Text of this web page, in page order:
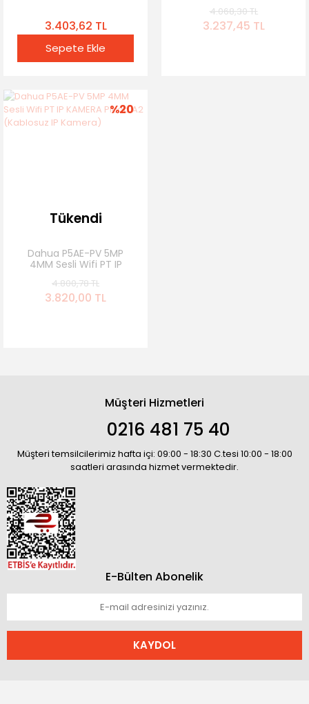
3.403,62 TL
Sepete Ekle
Kamera Güneş Panelli
Hieasy Yazılım (360
4.068,30 TL
3.237,45 TL
%20
Tükendi
Dahua P5AE-PV 5MP
4MM Sesli Wifi PT IP
(Kablosuz IP Kamera)
4.800,78 TL
3.820,00 TL
Müşteri Hizmetleri
0216 481 75 40
Müşteri temsilcilerimiz hafta içi: 09:00 - 18:30 C.tesi 10:00 - 18:00
saatleri arasında hizmet vermektedir.
E-Bülten Abonelik
KAYDOL